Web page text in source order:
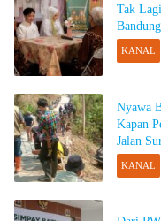
Tak
KANAL
Nyawa
Kapan
Jalan
KANAL